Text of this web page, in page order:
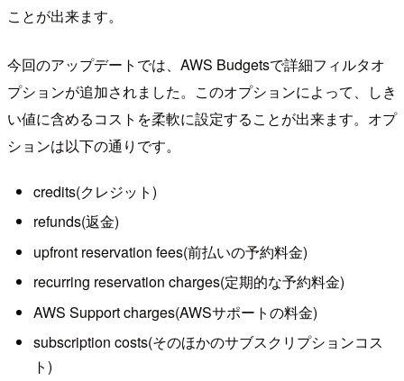
ことが出来ます。
今回のアップデートでは、AWS Budgetsで詳細フィルタオ
プションが追加されました。このオプションによって、しき
い値に含めるコストを柔軟に設定することが出来ます。オプ
ションは以下の通りです。
credits(クレジット)
refunds(返金)
upfront reservation fees(前払いの予約料金)
recurring reservation charges(定期的な予約料金)
AWS Support charges(AWSサポートの料金)
subscription costs(そのほかのサブスクリプションコス
ト)